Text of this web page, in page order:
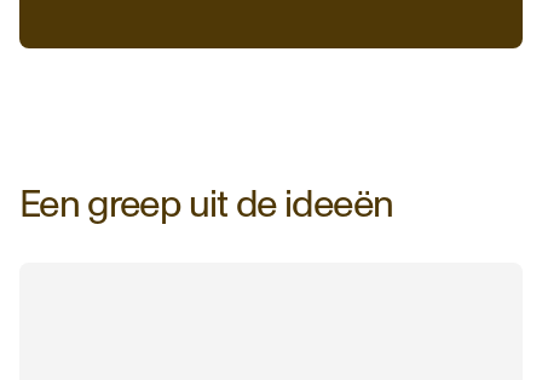
Een greep uit de ideeën